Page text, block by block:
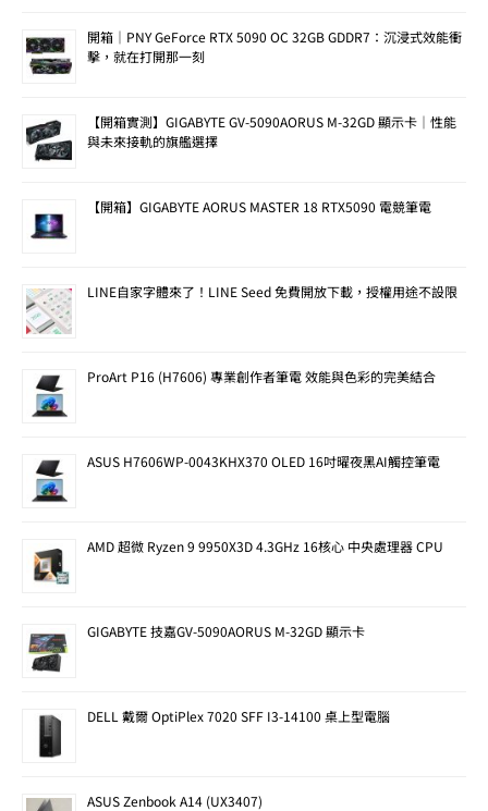
開箱｜PNY GeForce RTX 5090 OC 32GB GDDR7：沉浸式效能衝
擊，就在打開那一刻
【開箱實測】GIGABYTE GV-5090AORUS M-32GD 顯示卡｜性能
與未來接軌的旗艦選擇
【開箱】GIGABYTE AORUS MASTER 18 RTX5090 電競筆電
LINE自家字體來了！LINE Seed 免費開放下載，授權用途不設限
ProArt P16 (H7606) 專業創作者筆電 效能與色彩的完美結合
ASUS H7606WP-0043KHX370 OLED 16吋曜夜黑AI觸控筆電
AMD 超微 Ryzen 9 9950X3D 4.3GHz 16核心 中央處理器 CPU
GIGABYTE 技嘉GV-5090AORUS M-32GD 顯示卡
DELL 戴爾 OptiPlex 7020 SFF I3-14100 桌上型電腦
ASUS Zenbook A14 (UX3407)